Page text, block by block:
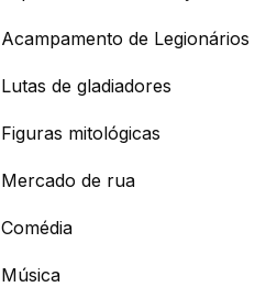
Acampamento de Legionários
Lutas de gladiadores
Figuras mitológicas
Mercado de rua
Comédia
Música